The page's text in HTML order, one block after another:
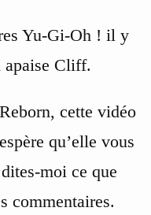
Yu-Gi-Oh ! il y
apaise Cliff.
cette vidéo
qu’elle vous
moi ce que
commentaires.